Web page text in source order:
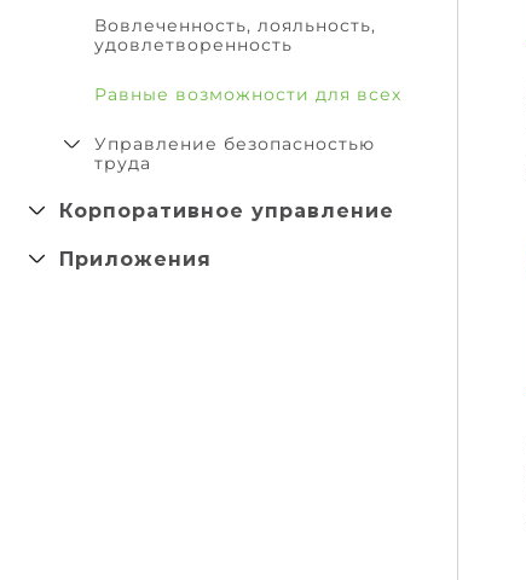
Вовлеченность, лояльность,
удовлетворенность
Равные возможности для всех
Управление безопасностью
труда
Корпоративное управление
Приложения